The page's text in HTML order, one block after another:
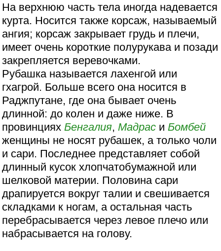
На верхнюю часть тела иногда надевается
курта. Носится также корсаж, называемый
ангия; корсаж закрывает грудь и плечи,
имеет очень короткие полурукава и позади
закрепляется веревочками.
Рубашка называется лахенгой или
гхагрой. Больше всего она носится в
Раджпутане, где она бывает очень
длинной: до колен и даже ниже. В
провинциях Бенгалия, Мадрас и Бомбей
женщины не носят рубашек, а только чоли
и сари. Последнее представляет собой
длинный кусок хлопчатобумажной или
шелковой материи. Половина сари
драпируется вокруг талии и свешивается
складками к ногам, а остальная часть
перебрасывается через левое плечо или
набрасывается на голову.